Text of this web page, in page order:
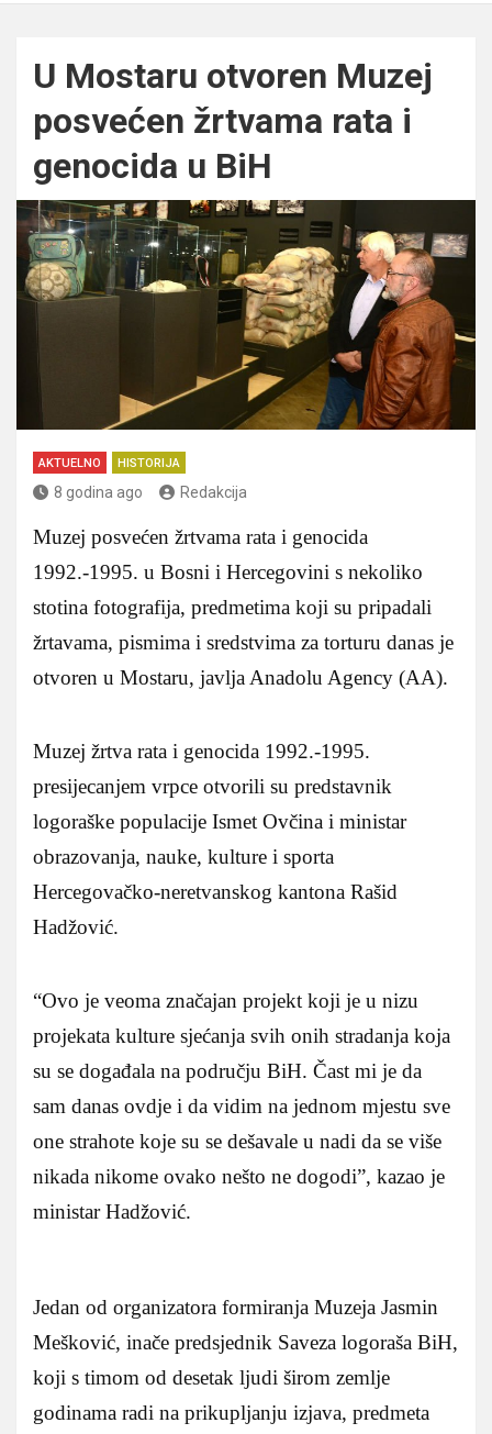
U Mostaru otvoren Muzej
posvećen žrtvama rata i
genocida u BiH
AKTUELNO HISTORIJA
8 godina ago Redakcija
Muzej posvećen žrtvama rata i genocida
1992.-1995. u Bosni i Hercegovini s nekoliko
stotina fotografija, predmetima koji su pripadali
žrtavama, pismima i sredstvima za torturu danas je
otvoren u Mostaru, javlja Anadolu Agency (AA).
Muzej žrtva rata i genocida 1992.-1995.
presijecanjem vrpce otvorili su predstavnik
logoraške populacije Ismet Ovčina i ministar
obrazovanja, nauke, kulture i sporta
Hercegovačko-neretvanskog kantona Rašid
Hadžović.
“Ovo je veoma značajan projekt koji je u nizu
projekata kulture sjećanja svih onih stradanja koja
su se događala na području BiH. Čast mi je da
sam danas ovdje i da vidim na jednom mjestu sve
one strahote koje su se dešavale u nadi da se više
nikada nikome ovako nešto ne dogodi”, kazao je
ministar Hadžović.
Jedan od organizatora formiranja Muzeja Jasmin
Mešković, inače predsjednik Saveza logoraša BiH,
koji s timom od desetak ljudi širom zemlje
godinama radi na prikupljanju izjava, predmeta